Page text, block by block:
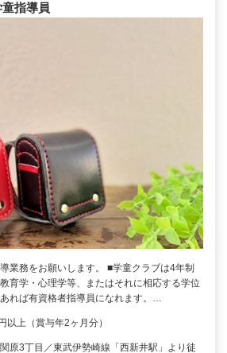
指導員
業務をお願いします。 ■学童クラブは4年制
育学・心理学等、またはそれに相応する学位
あれば有資格者指導員になれます。…
以上（賞与年2ヶ月分）
原3丁目／東武伊勢崎線「西新井駅」より徒